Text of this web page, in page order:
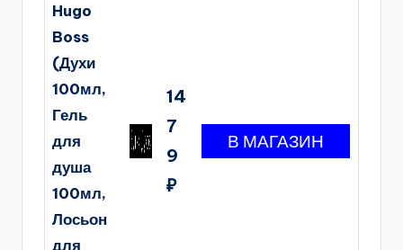
Hugo
Boss
(Духи
100мл,
Гель
для
душа
100мл,
Лосьон
для
14
7
9
₽